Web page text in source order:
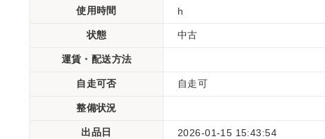
使用時間 h
状態 中古
運賃・配送方法
自走可否 自走可
整備状況
出品日 2026-01-15 15:43:54